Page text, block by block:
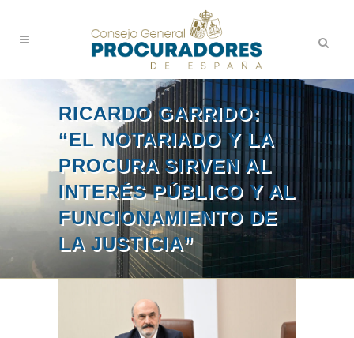
RICARDO GARRIDO:
“EL NOTARIADO Y LA
PROCURA SIRVEN AL
INTERÉS PÚBLICO Y AL
FUNCIONAMIENTO DE
LA JUSTICIA”